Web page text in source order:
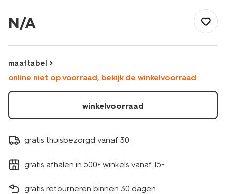
jassen/kinderjas-
glitter-
30859101LIGHTPINK.html
N/A
maattabel
online niet op voorraad, bekijk de winkelvoorraad
winkelvoorraad
gratis thuisbezorgd vanaf 30.-
gratis afhalen in 500+ winkels vanaf 15.-
gratis retourneren binnen 30 dagen